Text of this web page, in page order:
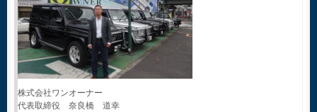
株式会社ワンオーナー
代表取締役 奈良橋 道幸